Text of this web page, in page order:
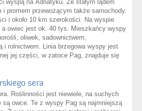
wyspą na Adriatyku. Ze stałym lądem
i promem przewożącym także samochody.
i około 10 km szerokości. Na wyspie
a owiec jest ok. 40 tys. Mieszkańcy wyspy
oliwek, sadownictwem,
i rolnictwem. Linia brzegowa wyspy jest
jej części, w zatoce Pag, znajduje się
sera
Roślinności jest niewiele, na suchych
są owce. Te z wyspy Pag są najmniejszą